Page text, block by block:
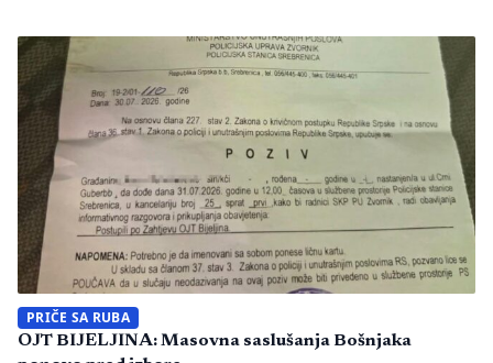
Novinara Marka Divkovića i generalnu tajnicu Borku Rudić.
Nakon ranije podnesenih krivičnih prijava i tužbi za klevetu
protiv Anise Mahmutović i odgovornih osoba […]
PRIČE SA RUBA
OJT BIJELJINA: Masovna saslušanja Bošnjaka